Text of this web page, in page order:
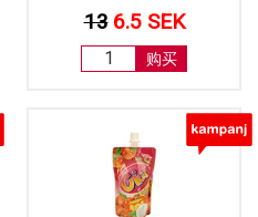
13 6.5 SEK
购买